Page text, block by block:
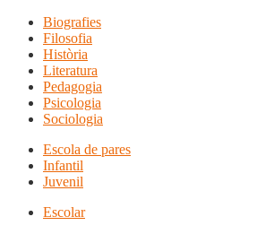
Biografies
Filosofia
Història
Literatura
Pedagogia
Psicologia
Sociologia
Escola de pares
Infantil
Juvenil
Escolar